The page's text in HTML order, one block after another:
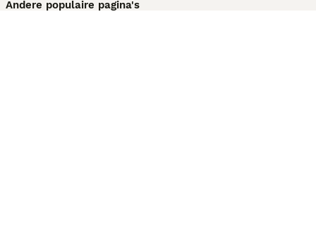
Andere populaire pagina's